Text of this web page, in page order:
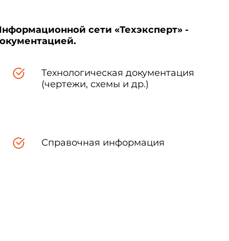
сети «Техэксперт» -
Технологическая документация
(чертежи, схемы и др.)
Справочная информация